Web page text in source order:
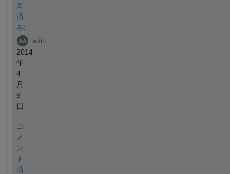
問
済
み:
aditi
2014
年
4
月
9
日
コ
メ
ン
ト
済